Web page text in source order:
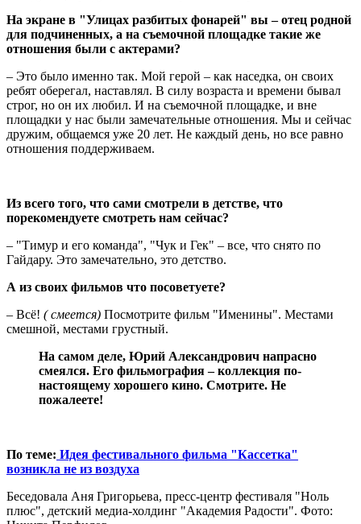
На экране в "Улицах разбитых фонарей" вы – отец родной
для подчиненных, а на съемочной площадке такие же
отношения были с актерами?
– Это было именно так. Мой герой – как наседка, он своих
ребят оберегал, наставлял. В силу возраста и времени бывал
строг, но он их любил. И на съемочной площадке, и вне
площадки у нас были замечательные отношения. Мы и сейчас
дружим, общаемся уже 20 лет. Не каждый день, но все равно
отношения поддерживаем.
Из всего того, что сами смотрели в детстве, что
порекомендуете смотреть нам сейчас?
– "Тимур и его команда", "Чук и Гек" – все, что снято по
Гайдару. Это замечательно, это детство.
А из своих фильмов что посоветуете?
– Всё! ( смеется) Посмотрите фильм "Именины". Местами
смешной, местами грустный.
На самом деле, Юрий Александрович напрасно
смеялся. Его фильмография – коллекция по-
настоящему хорошего кино. Смотрите. Не
пожалеете!
По теме: Идея фестивального фильма "Кассетка"
возникла не из воздуха
Беседовала Аня Григорьева, пресс-центр фестиваля "Ноль
плюс", детский медиа-холдинг "Академия Радости". Фото: